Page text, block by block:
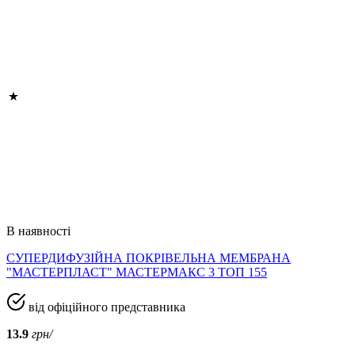
В наявності
СУПЕРДИФУЗІЙНА ПОКРІВЕЛЬНА МЕМБРАНА
"МАСТЕРПЛАСТ" МАСТЕРМАКС 3 ТОП 155
від офіційного представника
13.9 грн/